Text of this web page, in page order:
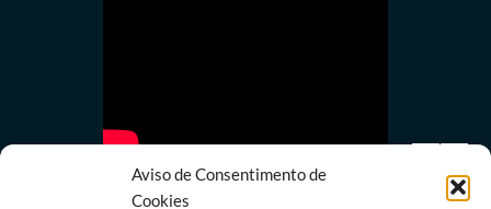
Aviso de Consentimento de
Cookies